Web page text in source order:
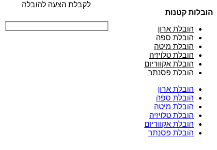
הובלות קטנות
הובלת ארון
הובלת ספה
הובלת מיטה
הובלת טלויזיה
הובלת אקווריום
הובלת פסנתר
הובלת ארון
הובלת ספה
הובלת מיטה
הובלת טלויזיה
הובלת אקווריום
הובלת פסנתר
לקבלת הצעה להובלה